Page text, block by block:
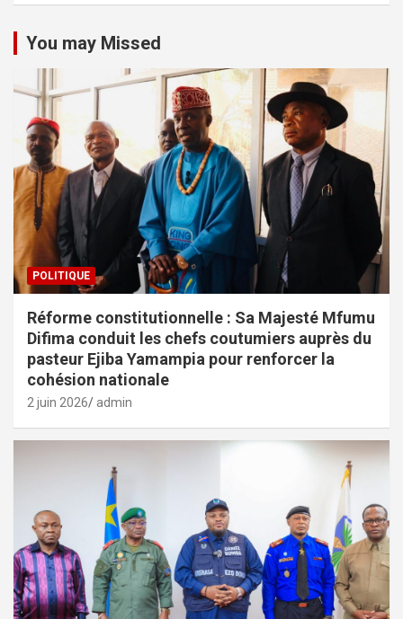
You may Missed
POLITIQUE
Réforme constitutionnelle : Sa Majesté Mfumu
Difima conduit les chefs coutumiers auprès du
pasteur Ejiba Yamampia pour renforcer la
cohésion nationale
2 juin 2026 admin